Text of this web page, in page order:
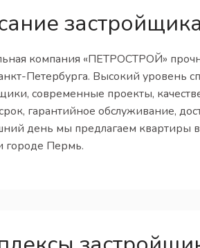
компания «ПЕТРОСТРОЙ»
Петербурга. Высокий уровень
современные проекты,
гарантийное обслуживание,
день мы предлагаем квартиры
городе Пермь.